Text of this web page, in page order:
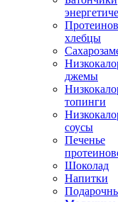
хлебцы
джемы
топинги
соусы
Печенье
Шоколад
Напитки